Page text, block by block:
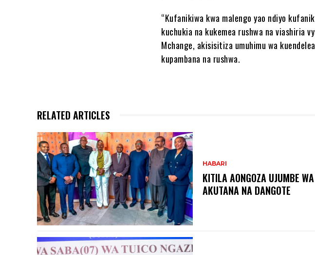
“Kufanikiwa kwa malengo yao ndiyo
kuchukia na kukemea rushwa na viashiria
Mchange, akisisitiza umuhimu wa
kupambana na rushwa.
RELATED ARTICLES
HABARI
KITILA AONGOZA UJUMBE
AKUTANA NA DANGOTE